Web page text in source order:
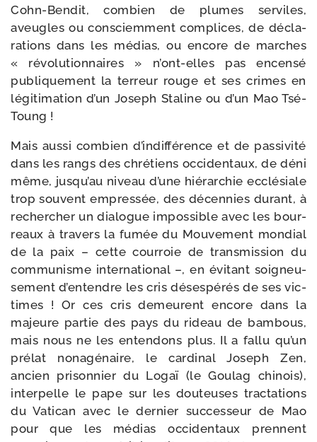
Cohn-​Bendit, com­bien de plumes ser­viles,
aveugles ou consciem­ment com­plices, de décla­
ra­tions dans les médias, ou encore de marches
« révo­lu­tion­naires » n’ont-​elles pas encen­sé
publi­que­ment la ter­reur rouge et ses crimes en
légi­ti­ma­tion d’un Joseph Staline ou d’un Mao Tsé-
Toung !
Mais aus­si com­bien d’in­dif­fé­rence et de pas­si­vi­té
dans les rangs des chré­tiens occi­den­taux, de déni
même, jus­qu’au niveau d’une hié­rar­chie ecclé­siale
trop sou­vent empres­sée, des décen­nies durant, à
recher­cher un dia­logue impos­sible avec les bour­
reaux à tra­vers la fumée du Mouvement mon­dial
de la paix – cette cour­roie de trans­mis­sion du
com­mu­nisme inter­na­tio­nal –, en évi­tant soi­gneu­
se­ment d’en­tendre les cris déses­pé­rés de ses vic­
times ! Or ces cris demeurent encore dans la
majeure par­tie des pays du rideau de bam­bous,
mais nous ne les enten­dons plus. Il a fal­lu qu’un
pré­lat nona­gé­naire, le car­di­nal Joseph Zen,
ancien pri­son­nier du Logaï (le Goulag chi­nois),
inter­pelle le pape sur les dou­teuses trac­ta­tions
du Vatican avec le der­nier suc­ces­seur de Mao
pour que les médias occi­den­taux prennent